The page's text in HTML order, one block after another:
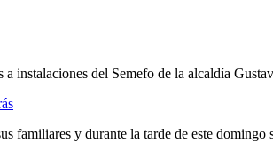
instalaciones del Semefo de la alcaldía
familiares y durante la tarde de este domingo